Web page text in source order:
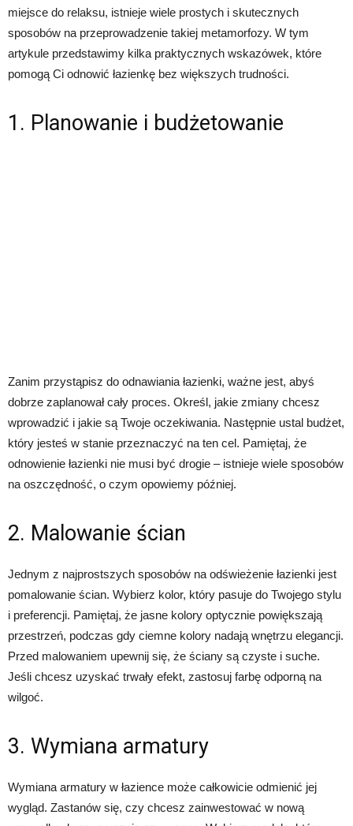
miejsce do relaksu, istnieje wiele prostych i skutecznych
sposobów na przeprowadzenie takiej metamorfozy. W tym
artykule przedstawimy kilka praktycznych wskazówek, które
pomogą Ci odnowić łazienkę bez większych trudności.
1. Planowanie i budżetowanie
Zanim przystąpisz do odnawiania łazienki, ważne jest, abyś
dobrze zaplanował cały proces. Określ, jakie zmiany chcesz
wprowadzić i jakie są Twoje oczekiwania. Następnie ustal budżet,
który jesteś w stanie przeznaczyć na ten cel. Pamiętaj, że
odnowienie łazienki nie musi być drogie – istnieje wiele sposobów
na oszczędność, o czym opowiemy później.
2. Malowanie ścian
Jednym z najprostszych sposobów na odświeżenie łazienki jest
pomalowanie ścian. Wybierz kolor, który pasuje do Twojego stylu
i preferencji. Pamiętaj, że jasne kolory optycznie powiększają
przestrzeń, podczas gdy ciemne kolory nadają wnętrzu elegancji.
Przed malowaniem upewnij się, że ściany są czyste i suche.
Jeśli chcesz uzyskać trwały efekt, zastosuj farbę odporną na
wilgoć.
3. Wymiana armatury
Wymiana armatury w łazience może całkowicie odmienić jej
wygląd. Zastanów się, czy chcesz zainwestować w nową